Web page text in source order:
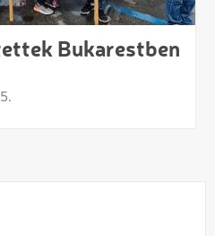
Bukarestben